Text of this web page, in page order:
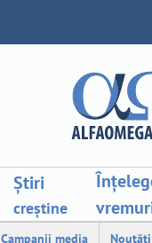
Știri
creștine
Campanii media Noutăți